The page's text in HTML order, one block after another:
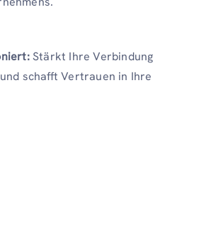
Stärkt Ihre Verbindung
schafft Vertrauen in Ihre